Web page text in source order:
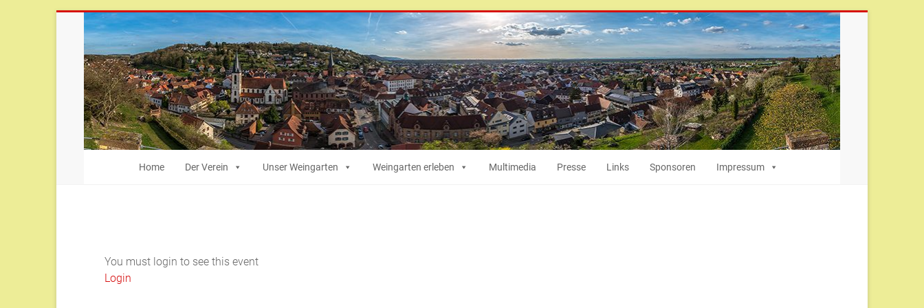
springen
Bürger-
Weingarten
Weingarten
Home Der Verein Unser Weingarten Weingarten erleben Multimedia Presse Links Sponsoren Impressum
You must login to see this event
Login